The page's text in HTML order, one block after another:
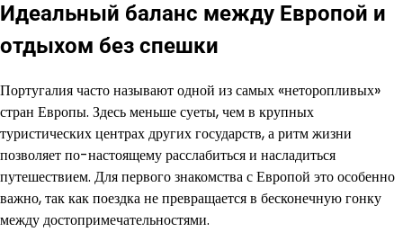
Идеальный баланс между Европой и
отдыхом без спешки
Португалия часто называют одной из самых «неторопливых»
стран Европы. Здесь меньше суеты, чем в крупных
туристических центрах других государств, а ритм жизни
позволяет по-настоящему расслабиться и насладиться
путешествием. Для первого знакомства с Европой это особенно
важно, так как поездка не превращается в бесконечную гонку
между достопримечательностями.